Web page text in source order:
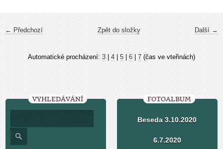
← Předchozí Další →
Zpět do složky
Automatické procházení: 3 4 5 6 7 (čas ve vteřinách)
VYHLEDÁVÁNÍ FOTOALBUM
Beseda 3.10.2020
6.7.2020